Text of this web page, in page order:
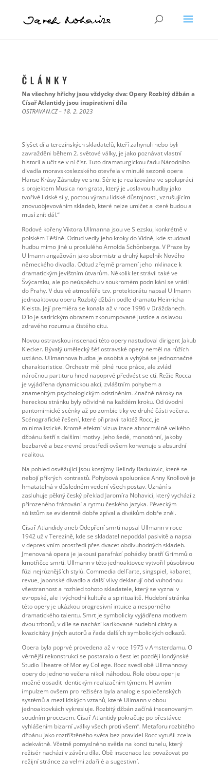
Č L Á N K Y
Na všechny hříchy jsou vždycky dva: Opery Rozbitý džbán a
Císař Atlantidy jsou inspirativní díla
OSTRAVAN.CZ – 18. 2. 2023
Slyšet díla terezínských skladatelů, kteří zahynuli nebo byli
zavražděni během 2. světové války, je jako poznávat vlastní
historii a učit se v ní číst. Tuto dramaturgickou řadu Národního
divadla moravskoslezského otevřela v minulé sezoně opera
Hanse Krásy Zásnuby ve snu. Série je realizována ve spolupráci
s projektem Musica non grata, který je „oslavou hudby jako
tvořivé lidské síly, poctou výrazu lidské důstojnosti, vzrušujícím
znovuobjevováním skladeb, které nelze umlčet a které budou a
musí znít dál.“
Rodové kořeny Viktora Ullmanna jsou ve Slezsku, konkrétně v
polském Těšíně. Odtud vedly jeho kroky do Vídně, kde studoval
hudbu mimo jiné u proslulého Arnolda Schönberga. V Praze byl
Ullmann angažován jako sbormistr a druhý kapelník Nového
německého divadla. Odtud zřejmě pramení jeho inklinace k
dramatickým jevištním útvarům. Několik let strávil také ve
Švýcarsku, ale po neúspěchu v soukromém podnikání se vrátil
do Prahy. V dusivé atmosféře tzv. protektorátu napsal Ullmann
jednoaktovou operu Rozbitý džbán podle dramatu Heinricha
Kleista. Její premiéra se konala až v roce 1996 v Drážďanech.
Dílo je satirickým obrazem zkorumpované justice a oslavou
zdravého rozumu a čistého citu.
Novou ostravskou inscenaci této opery nastudoval dirigent Jakub
Klecker. Bývalý umělecký šéf ostravské opery neměl na růžích
ustláno. Ullmannova hudba je osobitá a vyhýbá se jednoznačné
charakteristice. Orchestr měl plné ruce práce, ale zvládl
náročnou partituru hned napoprvé předvést se ctí. Režie Rocca
je vyjádřena dynamickou akcí, zvláštním pohybem a
znamenitým psychologickým odstíněním. Značné nároky na
hereckou stránku byly očividné na každém kroku. Od úvodní
pantomimické scénky až po zombie tiky ve druhé části večera.
Scénografické řešení, které připravil taktéž Rocc, je
minimalistické. Kromě efektní vizualizace abnormálně velkého
džbánu šetří s dalšími motivy. Jeho šedé, monotónní, jakoby
bezbarvé a bezkrevné prostředí ovšem konvenuje s absurdní
realitou.
Na pohled osvěžující jsou kostýmy Belindy Radulovic, které se
nebojí příkrých kontrastů. Pohybová spolupráce Anny Knollové je
hmatatelná v důsledném vedení všech postav. Uznání si
zasluhuje pěkný český překlad Jaromíra Nohavici, který vychází z
přirozeného frázování a rytmu českého jazyka. Pěveckým
sólistům se evidentně dobře zpíval a divákům dobře zněl.
Císař Atlandidy aneb Odepření smrti napsal Ullmann v roce
1942 už v Terezíně, kde se skladatel nepoddal pasivitě a napsal
v depresivním prostředí přes dvacet obdivuhodných skladeb.
Jmenovaná opera je jakousi parafrází pohádky bratří Grimmů o
kmotřičce smrti. Ullmann v této jednoaktovce vytvořil působivou
fúzi nejrůznějších stylů. Commedia dell´arte, singspiel, kabaret,
revue, japonské divadlo a další vlivy deklarují obdivuhodnou
všestrannost a rozhled tohoto skladatele, který se vyznal v
evropské, ale i východní kultuře a spiritualitě. Hudební stránka
této opery je ukázkou progresivní intuice a nesporného
dramatického talentu. Smrt je symbolicky vyjádřena motivem
dvou tritonů, v díle se nachází karikované hudební citáty a
kvazicitáty jiných autorů a řada dalších symbolických odkazů.
Opera byla poprvé provedena až v roce 1975 v Amsterdamu. O
věrnější rekonstrukci se postaralo o šest let později londýnské
Studio Theatre of Morley College. Rocc svedl obě Ullmannovy
opery do jednoho večera nikoli náhodou. Role obou oper je
možné obsadit identickým realizačním týmem. Hlavním
impulzem ovšem pro režiséra byla analogie společenských
systémů a mezilidských vztahů, které Ullmann v obou
jednoaktovkách vykresluje. Rozbitý džbán začíná inscenovaným
soudním procesem. Císař Atlantidy pokračuje po přestávce
vyhlášením bizarní „války všech proti všem“. Metaforu rozbitého
džbánu jako roztříštěného světa bez pravidel Rocc vytušil zcela
adekvátně. Včetně pomyslného světla na konci tunelu, který
režisér nachází v závěru díla. Obě inscenace lze považovat po
režijní stránce za velmi zdařilé a sugestivní.